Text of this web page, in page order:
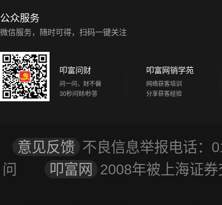
公众服务
微信服务，随时可得，扫码一键关注
叩富问财
问一问，财不偏
30秒问财/秒答
叩富网销学苑
网络获客培训
分享获客经验
意见反馈 不良信息举报电话
问
叩富网 2008年被上海证